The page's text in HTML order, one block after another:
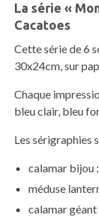
La série «
Cacatoes
Cette série de 6
30x24cm, sur
Chaque
bleu clair, bleu
Les sérigraphies
calamar bijou
méduse
calamar